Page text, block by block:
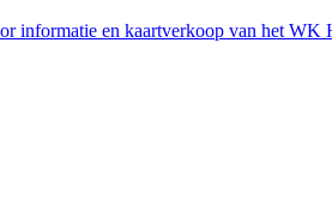
informatie en kaartverkoop van het WK